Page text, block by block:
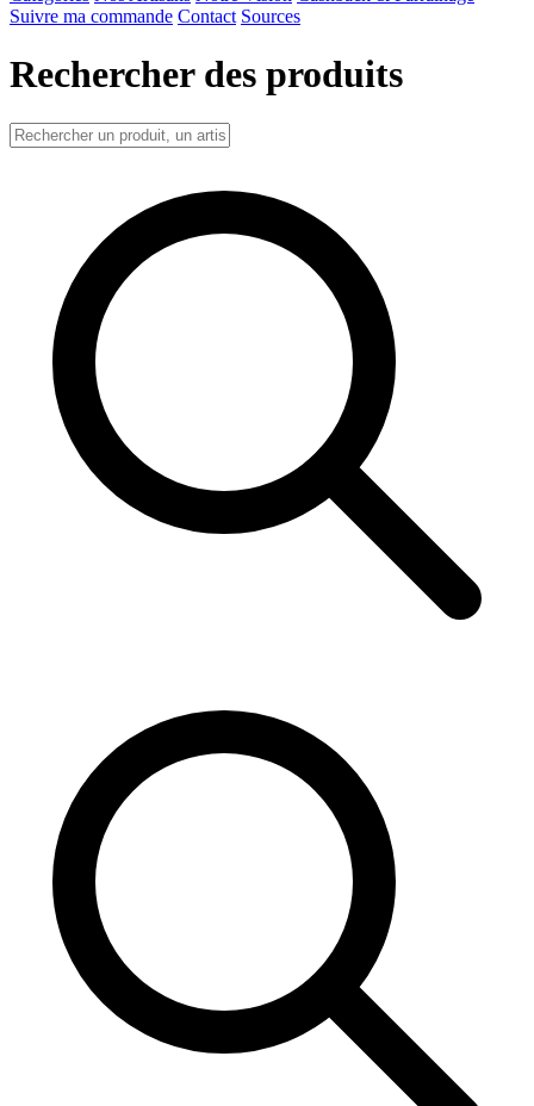
Suivre ma commande Contact Sources
Rechercher des produits